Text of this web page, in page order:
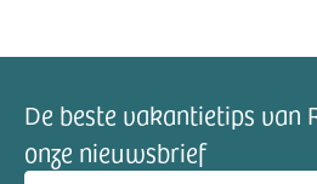
De beste vakantietips van
onze nieuwsbrief